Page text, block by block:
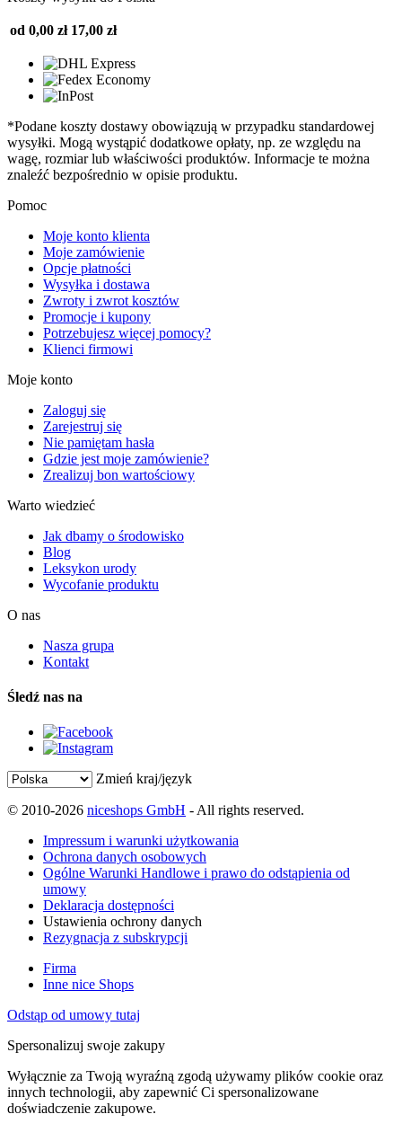
od 0,00 zł 17,00 zł
*Podane koszty dostawy obowiązują w przypadku standardowej
wysyłki. Mogą wystąpić dodatkowe opłaty, np. ze względu na
wagę, rozmiar lub właściwości produktów. Informacje te można
znaleźć bezpośrednio w opisie produktu.
Pomoc
Moje konto klienta
Moje zamówienie
Opcje płatności
Wysyłka i dostawa
Zwroty i zwrot kosztów
Promocje i kupony
Potrzebujesz więcej pomocy?
Klienci firmowi
Moje konto
Zaloguj się
Zarejestruj się
Nie pamiętam hasła
Gdzie jest moje zamówienie?
Zrealizuj bon wartościowy
Warto wiedzieć
Jak dbamy o środowisko
Blog
Leksykon urody
Wycofanie produktu
O nas
Nasza grupa
Kontakt
Śledź nas na
Zmień kraj/język
© 2010-2026 niceshops GmbH - All rights reserved.
Impressum i warunki użytkowania
Ochrona danych osobowych
Ogólne Warunki Handlowe i prawo do odstąpienia od
umowy
Deklaracja dostępności
Ustawienia ochrony danych
Rezygnacja z subskrypcji
Firma
Inne nice Shops
Odstąp od umowy tutaj
Spersonalizuj swoje zakupy
Wyłącznie za Twoją wyraźną zgodą używamy plików cookie oraz
innych technologii, aby zapewnić Ci spersonalizowane
doświadczenie zakupowe.